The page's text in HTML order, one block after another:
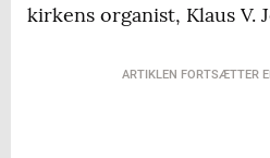
kirkens organist, Klaus V.
ARTIKLEN FORTSÆTTER